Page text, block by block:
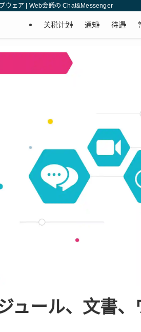
ウェア | Web会議の Chat&Messenger
关税计划 通知 待遇
ュール、文書